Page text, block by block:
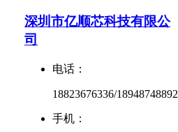
深圳市亿顺芯科技有限公
司
电话：
18823676336/18948748892
手机：